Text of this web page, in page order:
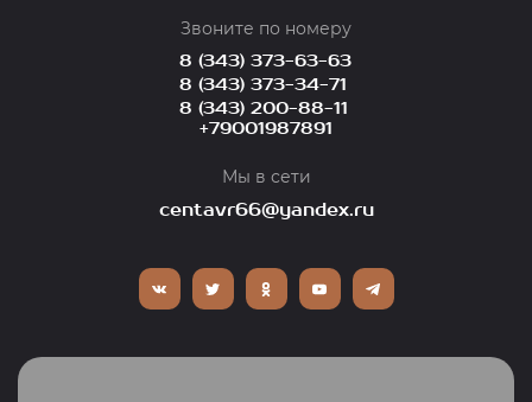
Звоните по номеру
8 (343) 373-63-63
8 (343) 373-34-71
8 (343) 200-88-11
+79001987891
Мы в сети
centavr66@yandex.ru